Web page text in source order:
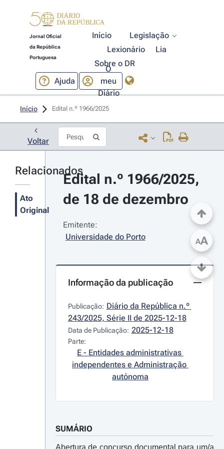
Jornal Oficial
da República
Portuguesa
Início
Legislação
Lexionário
Lia
Sobre o DR
Ajuda
O
meu
Diário
Início Edital n.º 1966/2025
Voltar
Relacionados
Ato
Original
Edital n.º 1966/2025,
de 18 de dezembro
Emitente:
Universidade do Porto
Informação da publicação
Publicação: Diário da República n.º
243/2025, Série II de 2025-12-18
Data de Publicação: 2025-12-18
Parte:
E - Entidades administrativas
independentes e Administração
autónoma
SUMÁRIO
Abertura de concurso documental para um/a
AA